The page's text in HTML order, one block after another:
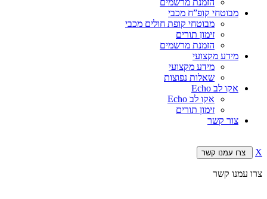
הזמנת מרשמים
מבוטחי קופ”ח מכבי
מבוטחי קופת חולים מכבי
זימון תורים
הזמנת מרשמים
מידע מקצועי
מידע מקצועי
שאלות נפוצות
אקו לב Echo
אקו לב Echo
זימון תורים
צור קשר
X צרו עמנו קשר
צרו עמנו קשר